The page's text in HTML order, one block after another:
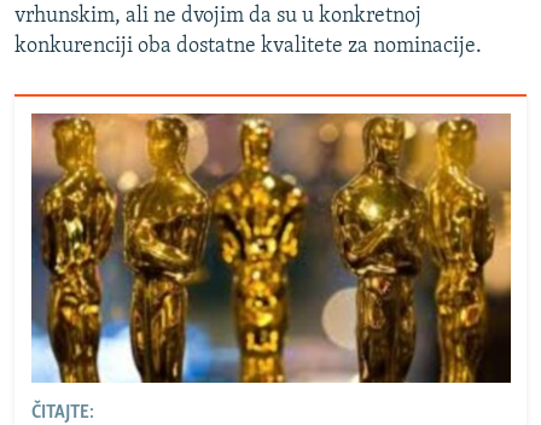
vrhunskim, ali ne dvojim da su u konkretnoj
konkurenciji oba dostatne kvalitete za nominacije.
ČITAJTE: